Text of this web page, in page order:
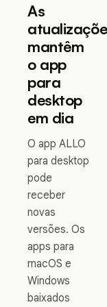
As
mantêm
o app
para
desktop
em dia
O app ALLO
para desktop
pode
receber
novas
versões. Os
apps para
macOS e
Windows
baixados